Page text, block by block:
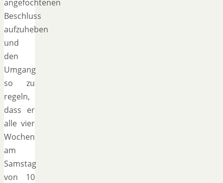
angefochtenen
Beschluss
aufzuheben
und
den
Umgang
so zu
regeln,
dass er
alle vier
Wochen
am
Samstag
von 10